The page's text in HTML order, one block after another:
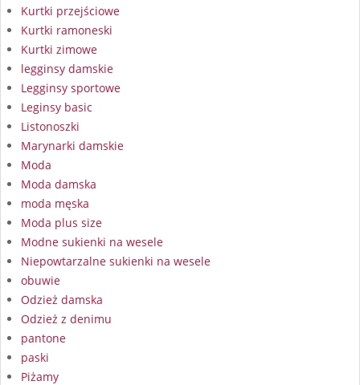
Kurtki przejściowe
Kurtki ramoneski
Kurtki zimowe
legginsy damskie
Legginsy sportowe
Leginsy basic
Listonoszki
Marynarki damskie
Moda
Moda damska
moda męska
Moda plus size
Modne sukienki na wesele
Niepowtarzalne sukienki na wesele
obuwie
Odzież damska
Odzież z denimu
pantone
paski
Piżamy